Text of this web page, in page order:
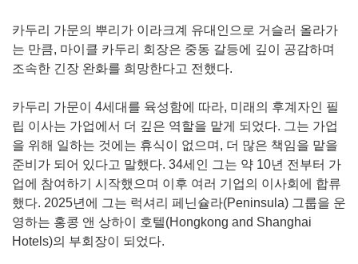
카두리 가문의 뿌리가 이라크계 유대인으로 거슬러 올라가
는 만큼, 마이클 카두리 회장은 중동 갈등에 깊이 공감하며
조속한 긴장 완화를 희망한다고 전했다.
카두리 가문이 4세대를 육성함에 따라, 미래의 후계자인 필
립 이사는 가업에서 더 깊은 역할을 맡게 되었다. 그는 가업
을 위해 일하는 것에는 휴식이 없으며, 더 많은 책임을 맡을
준비가 되어 있다고 말했다. 34세인 그는 약 10년 전부터 가
업에 참여하기 시작했으며 이후 여러 기업의 이사회에 합류
했다. 2025년에 그는 럭셔리 페닌슐라(Peninsula) 그룹을 운
영하는 홍콩 앤 상하이 호텔(Hongkong and Shanghai
Hotels)의 부회장이 되었다.